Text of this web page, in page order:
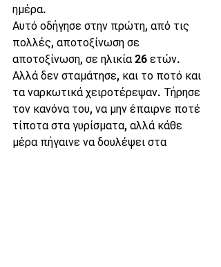
ημέρα.
Αυτό οδήγησε στην πρώτη, από τις
πολλές, αποτοξίνωση σε
αποτοξίνωση, σε ηλικία 26 ετών.
Αλλά δεν σταμάτησε, και το ποτό και
τα ναρκωτικά χειροτέρεψαν. Τήρησε
τον κανόνα του, να μην έπαιρνε ποτέ
τίποτα στα γυρίσματα, αλλά κάθε
μέρα πήγαινε να δουλέψει στα